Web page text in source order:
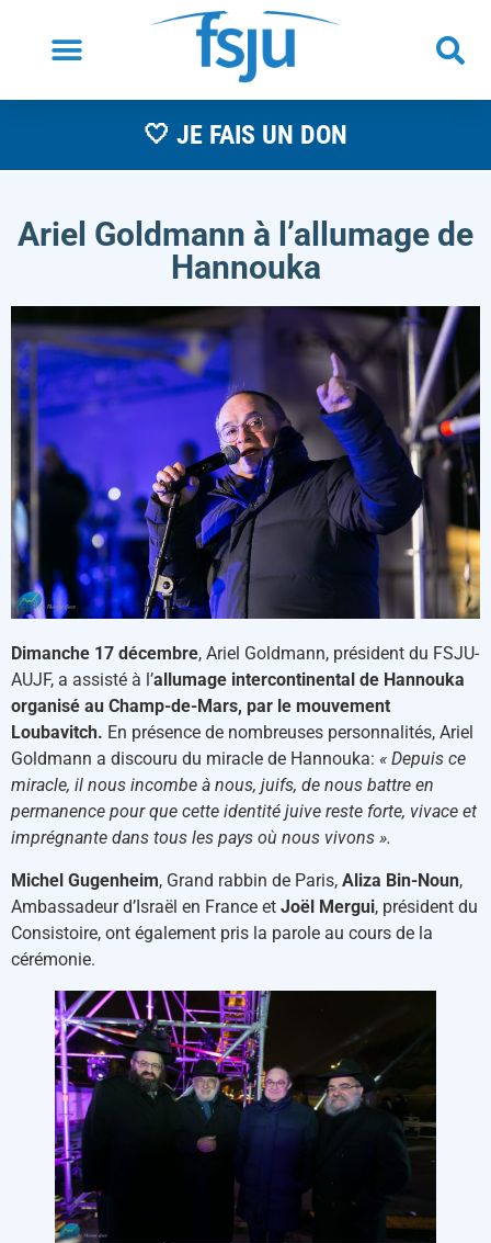
🤍 JE FAIS UN DON
Ariel Goldmann à l’allumage de
Hannouka
Dimanche 17 décembre, Ariel Goldmann, président du FSJU-
AUJF, a assisté à l’allumage intercontinental de Hannouka
organisé au Champ-de-Mars, par le mouvement
Loubavitch. En présence de nombreuses personnalités, Ariel
Goldmann a discouru du miracle de Hannouka: « Depuis ce
miracle, il nous incombe à nous, juifs, de nous battre en
permanence pour que cette identité juive reste forte, vivace et
imprégnante dans tous les pays où nous vivons ».
Michel Gugenheim, Grand rabbin de Paris, Aliza Bin-Noun,
Ambassadeur d’Israël en France et Joël Mergui, président du
Consistoire, ont également pris la parole au cours de la
cérémonie.